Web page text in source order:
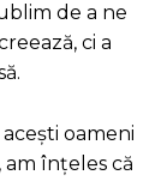
de a ne
ci a
oameni
am înțeles că